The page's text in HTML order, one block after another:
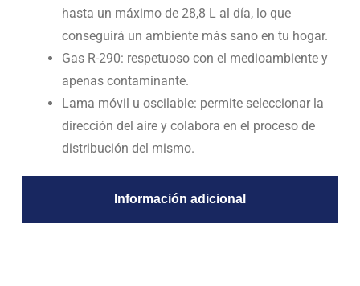
Información adicional
hasta un máximo de 28,8 L al día, lo que
conseguirá un ambiente más sano en tu hogar.
Gas R-290: respetuoso con el medioambiente y
apenas contaminante.
Lama móvil u oscilable: permite seleccionar la
dirección del aire y colabora en el proceso de
distribución del mismo.